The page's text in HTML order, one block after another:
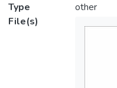
Type
other
File(s)